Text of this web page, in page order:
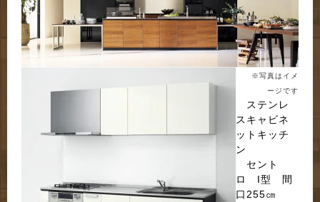
※写真はイメ
ージです
ステンレ
スキャビネ
ットキッチ
ン
セント
ロ I型 間
口255㎝